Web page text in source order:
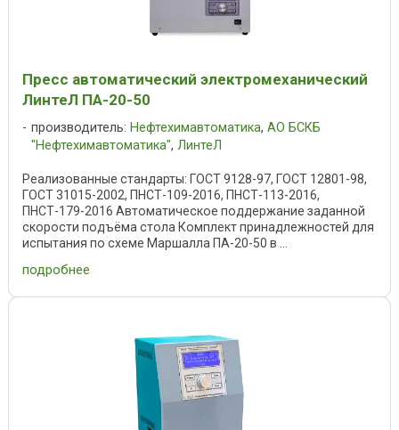
Пресс автоматический электромеханический
ЛинтеЛ ПА-20-50
производитель: Нефтехимавтоматика, АО БСКБ
"Нефтехимавтоматика", ЛинтеЛ
Реализованные стандарты: ГОСТ 9128-97, ГОСТ 12801-98,
ГОСТ 31015-2002, ПНСТ-109-2016, ПНСТ-113-2016,
ПНСТ-179-2016 Автоматическое поддержание заданной
скорости подъёма стола Комплект принадлежностей для
испытания по схеме Маршалла ПА-20-50 в ...
подробнее